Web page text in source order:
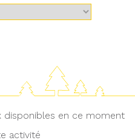
disponibles en ce moment
activité